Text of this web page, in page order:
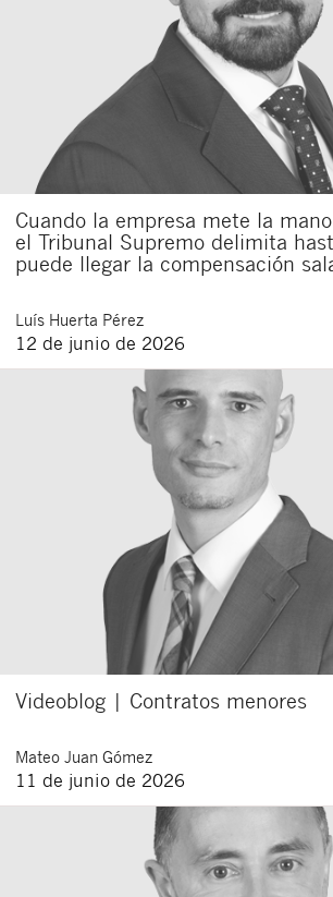
Cuando la empresa mete la
el Tribunal Supremo delimita
puede llegar la compensación
Luís Huerta Pérez
12 de junio de 2026
Videoblog | Contratos menores
Mateo Juan Gómez
11 de junio de 2026